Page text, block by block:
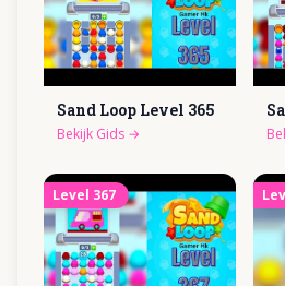
Sand Loop Level 365
Bekijk Gids →
Level 367